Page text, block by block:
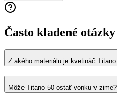
Často kladené otázky
Z akého materiálu je kvetináč
Môže Titano 50 ostať vonku v zime?